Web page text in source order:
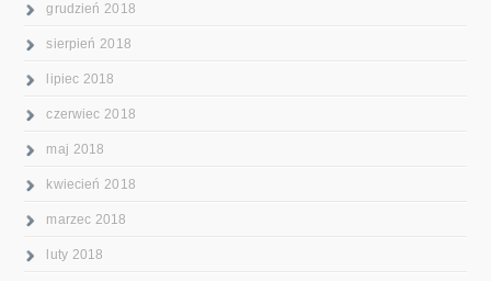
grudzień 2018
sierpień 2018
lipiec 2018
czerwiec 2018
maj 2018
kwiecień 2018
marzec 2018
luty 2018